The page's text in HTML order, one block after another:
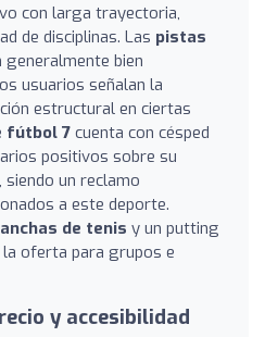
con larga trayectoria,
de disciplinas. Las pistas
generalmente bien
usuarios señalan la
estructural en ciertas
fútbol 7 cuenta con césped
positivos sobre su
un reclamo
a este deporte.
de tenis y un putting
oferta para grupos e
y accesibilidad